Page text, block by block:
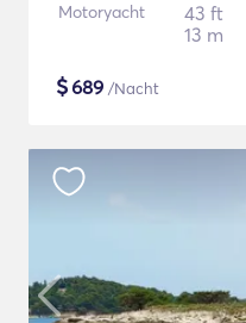
Motoryacht
43 ft
13 m
$689 /Nacht